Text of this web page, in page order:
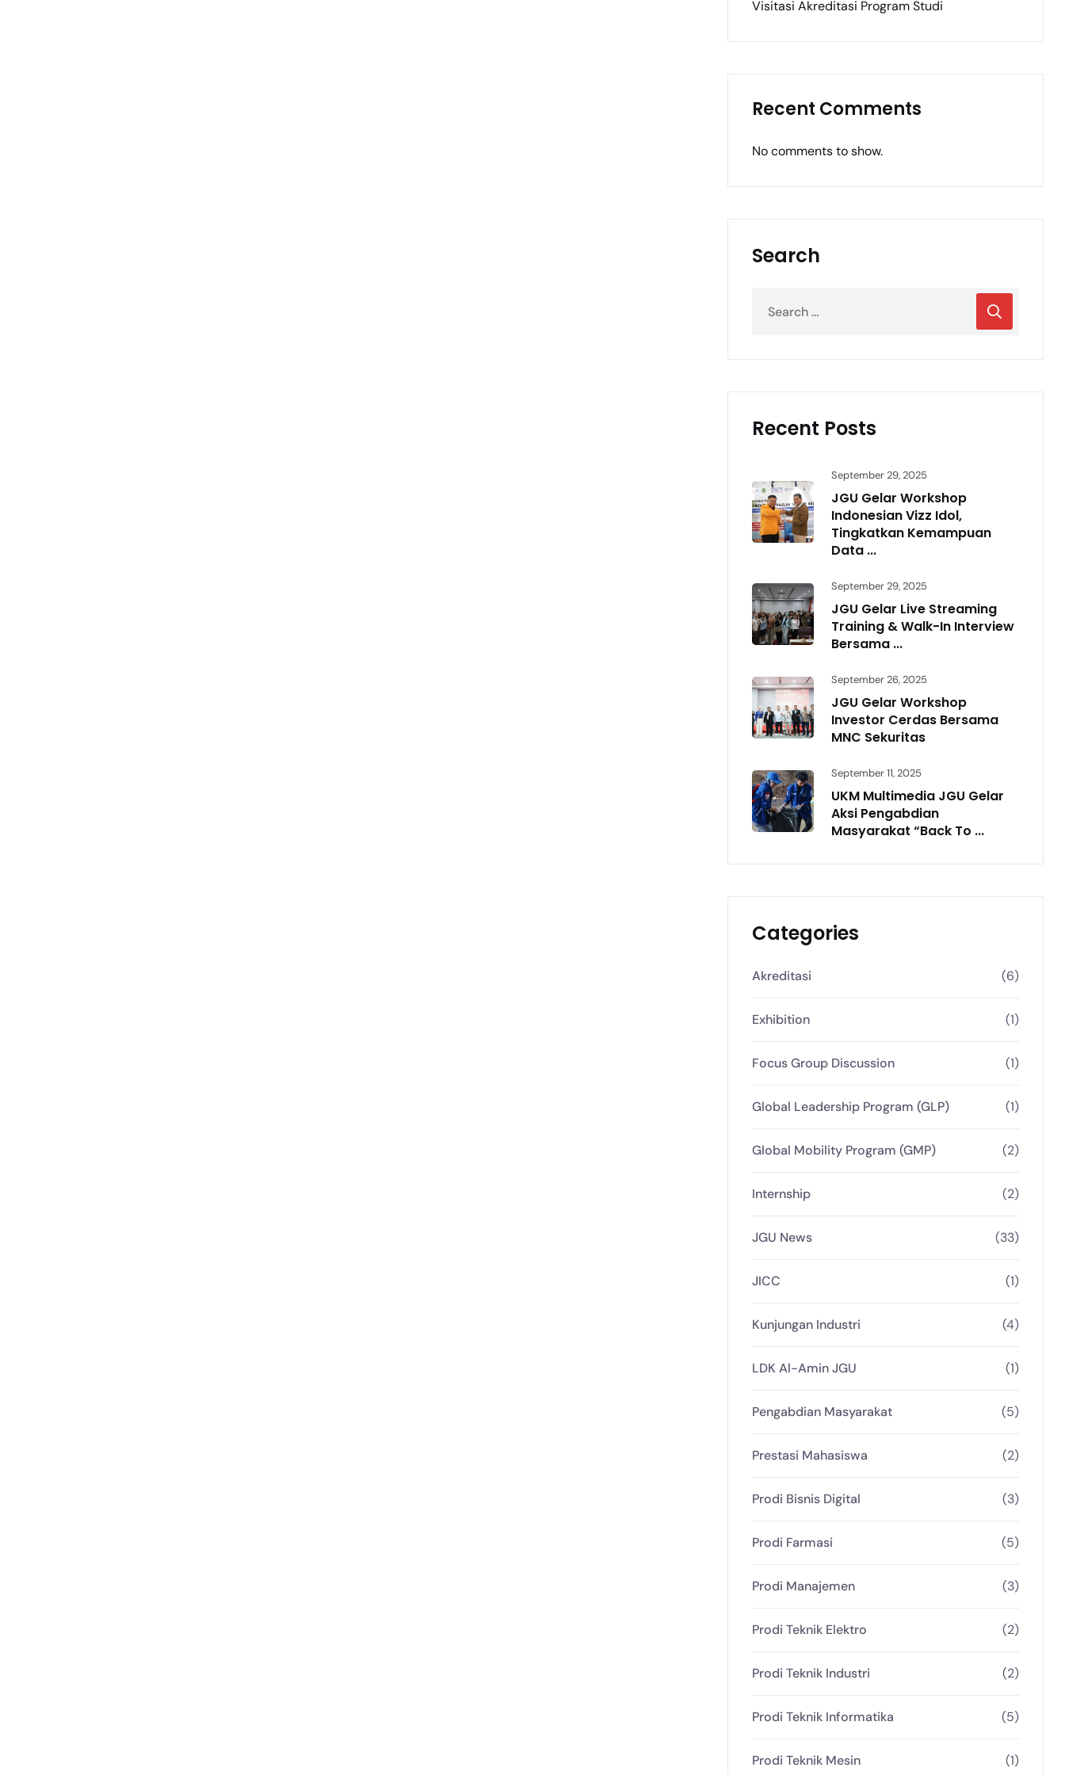
Visitasi Akreditasi Program Studi
Recent Comments
No comments to show.
Search
Recent Posts
September 29, 2025
JGU Gelar Workshop
Indonesian Vizz Idol,
Tingkatkan Kemampuan
Data ...
September 29, 2025
JGU Gelar Live Streaming
Training & Walk-In Interview
Bersama ...
September 26, 2025
JGU Gelar Workshop
Investor Cerdas Bersama
MNC Sekuritas
September 11, 2025
UKM Multimedia JGU Gelar
Aksi Pengabdian
Masyarakat “Back To ...
Categories
Akreditasi (6)
Exhibition (1)
Focus Group Discussion (1)
Global Leadership Program (GLP) (1)
Global Mobility Program (GMP) (2)
Internship (2)
JGU News (33)
JICC (1)
Kunjungan Industri (4)
LDK Al-Amin JGU (1)
Pengabdian Masyarakat (5)
Prestasi Mahasiswa (2)
Prodi Bisnis Digital (3)
Prodi Farmasi (5)
Prodi Manajemen (3)
Prodi Teknik Elektro (2)
Prodi Teknik Industri (2)
Prodi Teknik Informatika (5)
Prodi Teknik Mesin (1)